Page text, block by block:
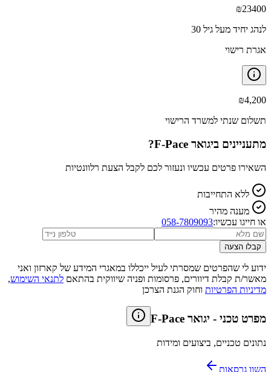
₪23400
לנהג יחיד מעל גיל 30
אגרת רישוי
₪4,200
תשלום שנתי למשרד הרישוי
מתעניינים ביגואר F-Pace ?
השאירו פרטים עכשיו ונעזור לכם לקבל הצעת רלוונטיות
ללא התחייבות
מענה מהיר
או חייגו עכשיו:058-7809093
קבלו הצעה
ידוע לי שהפרטים שמסרתי לעיל ייכללו במאגרי המידע של קארזון ואני
מאשר/ת קבלת דיוורים, פרסומות ופניה שיווקית בהתאם לתנאי השימוש,
מדיניות הפרטיות וחוק הגנת הצרכן
מפרט טכני - יגואר F-Pace
נתונים טכניים, ביצועים ומידות
השוו גרסאות